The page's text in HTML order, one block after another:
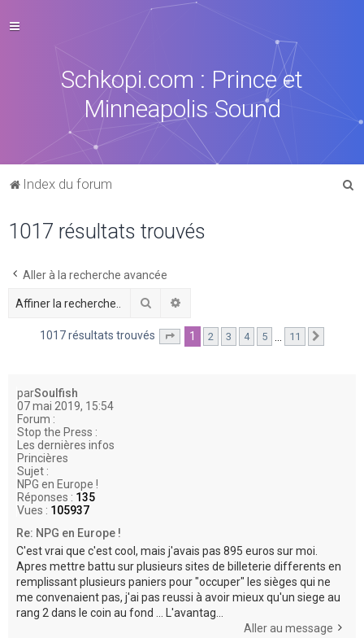
Schkopi.com : Prince et
Minneapolis Sound
Index du forum
1017 résultats trouvés
Aller à la recherche avancée
Rechercher
1017 résultats trouvés Page sur11
1 2 3 4 5 11
parSoulfish
07 mai 2019, 15:54
Forum :
Stop the Press :
Les dernières infos
Princières
Sujet :
NPG en Europe !
Réponses : 135
Vues : 105937
Re: NPG en Europe !
C'est vrai que c'est cool, mais j'avais pas 895 euros sur moi.
Apres mettre battu sur plusieurs sites de billeterie differents en
remplissant plusieurs paniers pour "occuper" les sièges qui ne
me convenaient pas, j'ai pas reussi à avoir mieux qu'un siege au
rang 2 dans le coin au fond ... L'avantag...
Aller au message